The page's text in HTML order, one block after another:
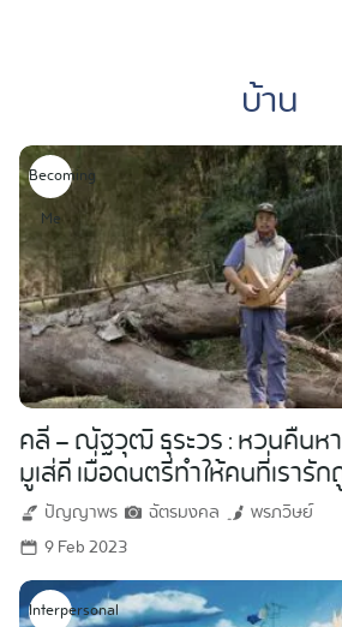
บ้าน
Becoming
Me
คลี – ณัฐวุฒิ ธุระวร : หวนคืนห
มูเส่คี เมื่อดนตรีทำให้คนที่เรารั
ปัญญาพร ฉัตรมงคล
พรภวิษย์
9 Feb 2023
Interpersonal